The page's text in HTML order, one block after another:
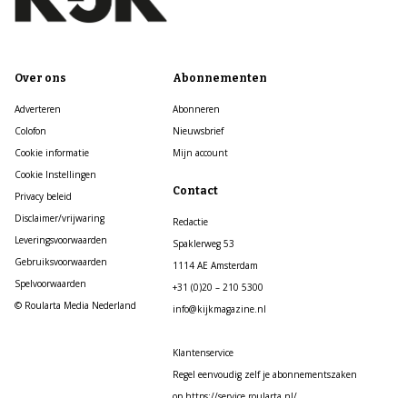
Over ons
Adverteren
Colofon
Cookie informatie
Cookie Instellingen
Privacy beleid
Disclaimer/vrijwaring
Leveringsvoorwaarden
Gebruiksvoorwaarden
Spelvoorwaarden
© Roularta Media Nederland
Abonnementen
Abonneren
Nieuwsbrief
Mijn account
Contact
Redactie
Spaklerweg 53
1114 AE Amsterdam
+31 (0)20 – 210 5300
info@kijkmagazine.nl
Klantenservice
Regel eenvoudig zelf je abonnementszaken